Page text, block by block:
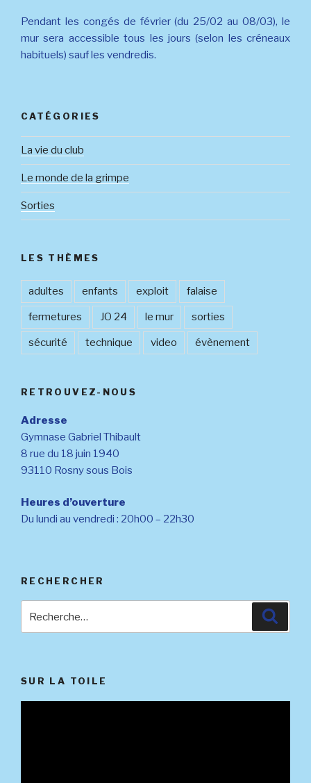
Pendant les congés de février (du 25/02 au 08/03), le
mur sera accessible tous les jours (selon les créneaux
habituels) sauf les vendredis.
CATÉGORIES
La vie du club
Le monde de la grimpe
Sorties
LES THÈMES
adultes enfants exploit falaise
fermetures JO 24 le mur sorties
sécurité technique video évènement
RETROUVEZ-NOUS
Adresse
Gymnase Gabriel Thibault
8 rue du 18 juin 1940
93110 Rosny sous Bois
Heures d’ouverture
Du lundi au vendredi : 20h00 – 22h30
RECHERCHER
pour
SUR LA TOILE